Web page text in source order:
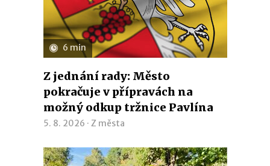
6 min
Z jednání rady: Město
pokračuje v přípravách na
možný odkup tržnice Pavlína
5. 8. 2026 · Z města